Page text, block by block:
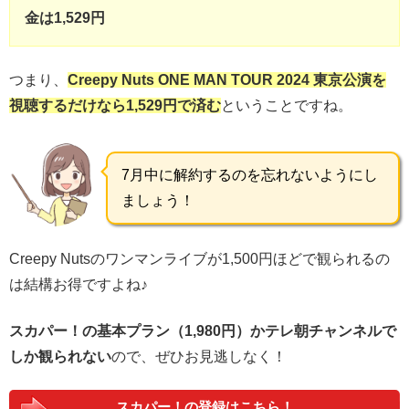
金は1,529円
つまり、 Creepy Nuts ONE MAN TOUR 2024 東京公演を
視聴するだけなら1,529円で済むということですね。
7月中に解約するのを忘れないようにし
ましょう！
Creepy Nutsのワンマンライブが1,500円ほどで観られるの
は結構お得ですよね♪
スカパー！の基本プラン（1,980円）かテレ朝チャンネルで
しか観られないので、ぜひお見逃しなく！